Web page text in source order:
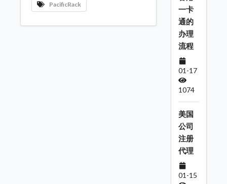
PacificRack
一卡
通的
办理
流程
01-17
1074
美国
公司
注册
代理
01-15